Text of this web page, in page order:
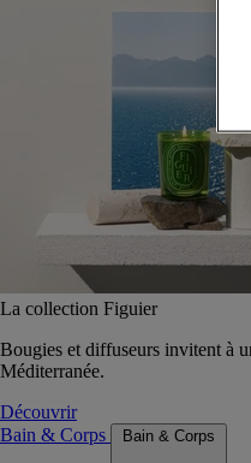
La collection Figuier
Bougies et diffuseurs invitent à
Méditerranée.
Découvrir
Bain & Corps
Bain & Corps